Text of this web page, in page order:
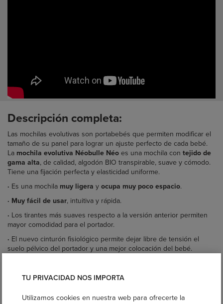
Descripción completa:
Las mochilas evolutivas son portabebés que permiten modificar el
tamaño de su panel para lograr un ajuste perfecto de cada bebé.
La mochila evolutiva Néobulle Néo es una mochila con tejido de
gama alta, de calidad, algodón BIO transpirable, suave y cómodo.
Tiene una fijación perfecta y elasticidad uniforme.
· Es una mochila muy ligera y ocupa muy poco espacio.
· Muy fácil de usar, intuitiva y rápida.
· Los tirantes más suaves respecto a la versión anterior permiten
mayor comodidad para el portador.
· El nuevo cinturón fisiológico permite dejar libre de tensión el
suelo pélvico del portador y una mejor colocación del bebé.
Cumple la Normativa Europea de Portabebés
TU PRIVACIDAD NOS IMPORTA
Utilizamos cookies en nuestra web para ofrecerte la